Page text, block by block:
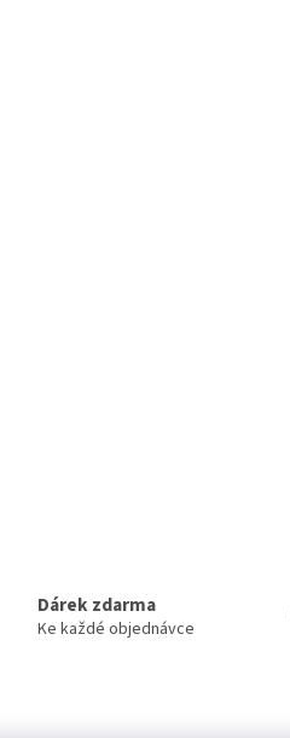
Dárek zdarma
Ke každé objednávce